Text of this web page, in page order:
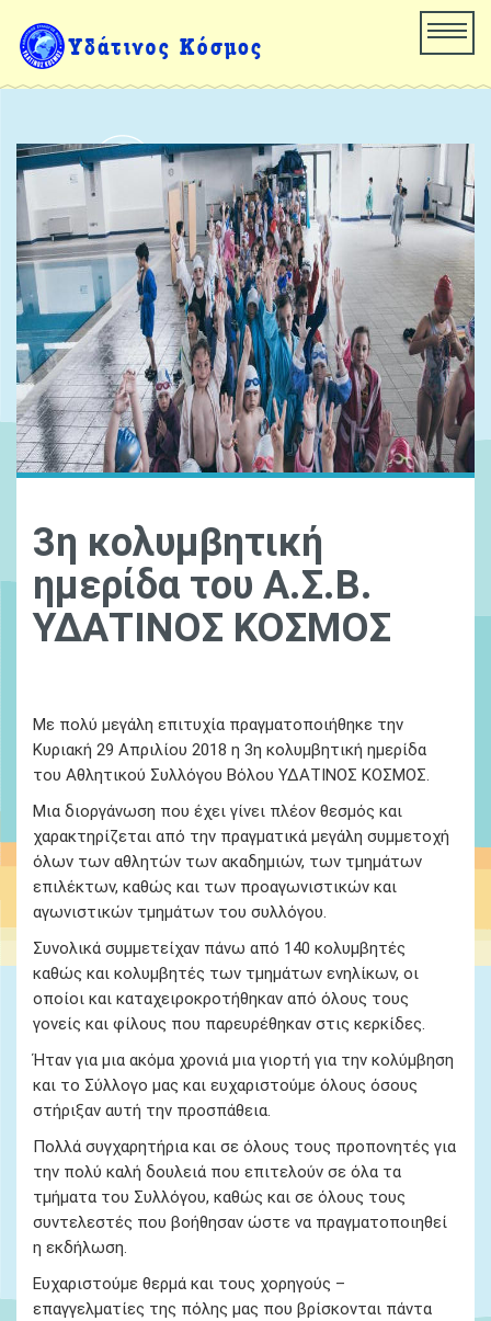
3η κολυμβητική
ημερίδα του Α.Σ.Β.
ΥΔΑΤΙΝΟΣ ΚΟΣΜΟΣ
Με πολύ μεγάλη επιτυχία πραγματοποιήθηκε την
Κυριακή 29 Απριλίου 2018 η 3η κολυμβητική ημερίδα
του Αθλητικού Συλλόγου Βόλου ΥΔΑΤΙΝΟΣ ΚΟΣΜΟΣ.
Μια διοργάνωση που έχει γίνει πλέον θεσμός και
χαρακτηρίζεται από την πραγματικά μεγάλη συμμετοχή
όλων των αθλητών των ακαδημιών, των τμημάτων
επιλέκτων, καθώς και των προαγωνιστικών και
αγωνιστικών τμημάτων του συλλόγου.
Συνολικά συμμετείχαν πάνω από 140 κολυμβητές
καθώς και κολυμβητές των τμημάτων ενηλίκων, οι
οποίοι και καταχειροκροτήθηκαν από όλους τους
γονείς και φίλους που παρευρέθηκαν στις κερκίδες.
Ήταν για μια ακόμα χρονιά μια γιορτή για την κολύμβηση
και το Σύλλογο μας και ευχαριστούμε όλους όσους
στήριξαν αυτή την προσπάθεια.
Πολλά συγχαρητήρια και σε όλους τους προπονητές για
την πολύ καλή δουλειά που επιτελούν σε όλα τα
τμήματα του Συλλόγου, καθώς και σε όλους τους
συντελεστές που βοήθησαν ώστε να πραγματοποιηθεί
η εκδήλωση.
Ευχαριστούμε θερμά και τους χορηγούς –
επαγγελματίες της πόλης μας που βρίσκονται πάντα